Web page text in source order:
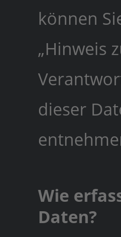
können
„Hinweis
dieser
Wie
Daten?